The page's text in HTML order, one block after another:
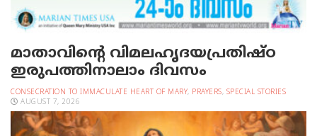
മാതാവിന്റെ വിമലഹൃദയപ്രതിഷ്ഠ
ഇരുപത്തിനാലാം ദിവസം
CONSECRATION TO IMMACULATE HEART OF MARY, PRAYERS, SPECIAL STORIES
AUGUST 7, 2026